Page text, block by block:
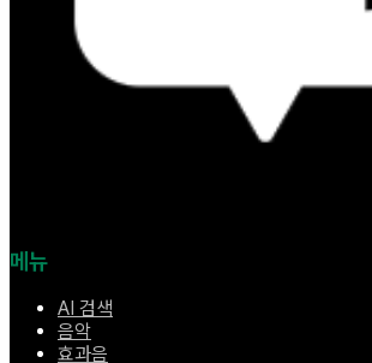
메뉴
AI 검색
음악
효과음